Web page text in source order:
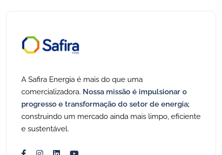
A Safira Energia é mais do que uma
comercializadora. Nossa missão é impulsionar o
progresso e transformação do setor de energia;
construindo um mercado ainda mais limpo, eficiente
e sustentável.